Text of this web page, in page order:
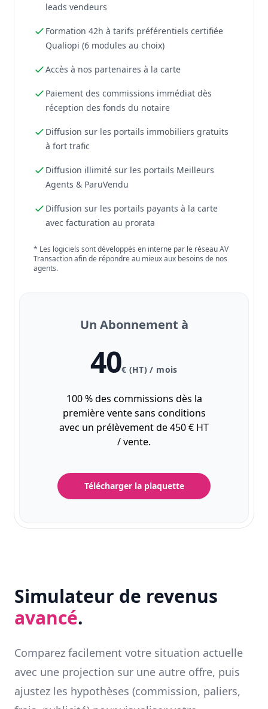
leads vendeurs
Formation 42h à tarifs préférentiels certifiée
Qualiopi (6 modules au choix)
Accès à nos partenaires à la carte
Paiement des commissions immédiat dès
réception des fonds du notaire
Diffusion sur les portails immobiliers gratuits
à fort trafic
Diffusion illimité sur les portails Meilleurs
Agents & ParuVendu
Diffusion sur les portails payants à la carte
avec facturation au prorata
* Les logiciels sont développés en interne par le réseau AV
Transaction afin de répondre au mieux aux besoins de nos
agents.
Un Abonnement à
40€ (HT) / mois
100 % des commissions dès la
première vente sans conditions
avec un prélèvement de 450 € HT
/ vente.
Télécharger la plaquette
Simulateur de revenus
avancé.
Comparez facilement votre situation actuelle
avec une projection sur une autre offre, puis
ajustez les hypothèses (commission, paliers,